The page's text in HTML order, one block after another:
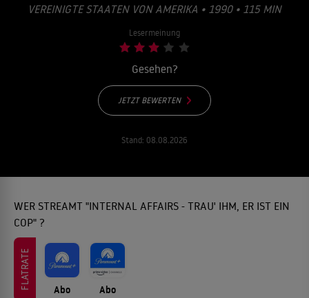
VEREINIGTE STAATEN VON AMERIKA • 1990 • 115 MIN
Lesermeinung
Gesehen?
JETZT BEWERTEN
Stand: 08.08.2026
WER STREAMT "INTERNAL AFFAIRS - TRAU' IHM, ER IST EIN
COP" ?
FLATRATE Abo Abo